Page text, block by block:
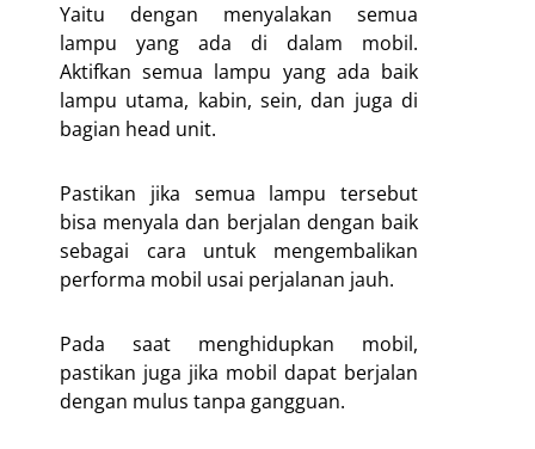
Yaitu dengan menyalakan semua
lampu yang ada di dalam mobil.
Aktifkan semua lampu yang ada baik
lampu utama, kabin, sein, dan juga di
bagian head unit.
Pastikan jika semua lampu tersebut
bisa menyala dan berjalan dengan baik
sebagai cara untuk mengembalikan
performa mobil usai perjalanan jauh.
Pada saat menghidupkan mobil,
pastikan juga jika mobil dapat berjalan
dengan mulus tanpa gangguan.